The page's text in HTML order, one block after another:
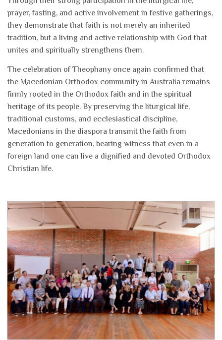
prayer, fasting, and active involvement in festive gatherings,
they demonstrate that faith is not merely an inherited
tradition, but a living and active relationship with God that
unites and spiritually strengthens them.
The celebration of Theophany once again confirmed that
the Macedonian Orthodox community in Australia remains
firmly rooted in the Orthodox faith and in the spiritual
heritage of its people. By preserving the liturgical life,
traditional customs, and ecclesiastical discipline,
Macedonians in the diaspora transmit the faith from
generation to generation, bearing witness that even in a
foreign land one can live a dignified and devoted Orthodox
Christian life.